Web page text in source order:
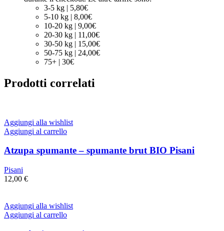
3-5 kg | 5,80€
5-10 kg | 8,00€
10-20 kg | 9,00€
20-30 kg | 11,00€
30-50 kg | 15,00€
50-75 kg | 24,00€
75+ | 30€
Prodotti correlati
Aggiungi alla wishlist
Aggiungi al carrello
Atzupa spumante – spumante brut BIO Pisani
Pisani
12,00 €
Aggiungi alla wishlist
Aggiungi al carrello